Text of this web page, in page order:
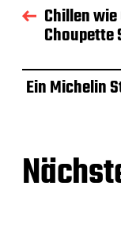
Chillen
Choupette
Ein Michelin